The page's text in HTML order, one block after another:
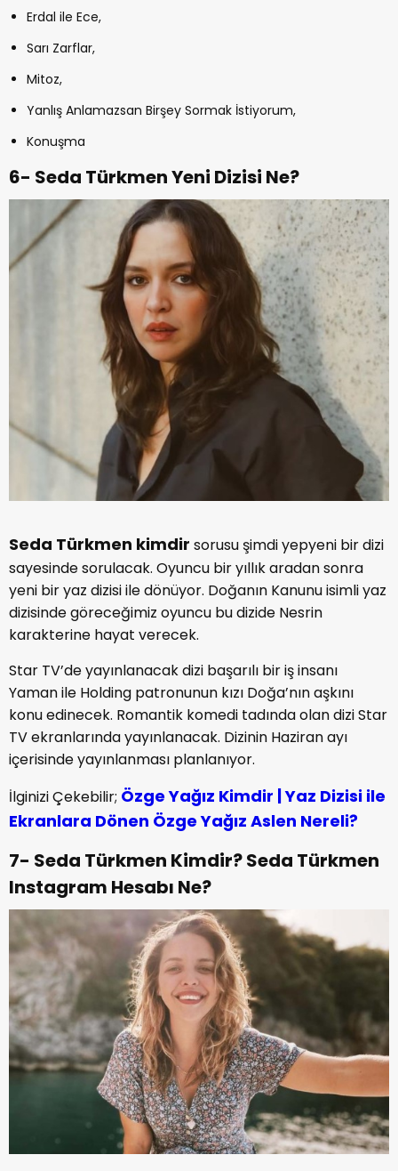
Erdal ile Ece,
Sarı Zarflar,
Mitoz,
Yanlış Anlamazsan Birşey Sormak İstiyorum,
Konuşma
6- Seda Türkmen Yeni Dizisi Ne?
Seda Türkmen kimdir sorusu şimdi yepyeni bir dizi
sayesinde sorulacak. Oyuncu bir yıllık aradan sonra
yeni bir yaz dizisi ile dönüyor. Doğanın Kanunu isimli yaz
dizisinde göreceğimiz oyuncu bu dizide Nesrin
karakterine hayat verecek.
Star TV’de yayınlanacak dizi başarılı bir iş insanı
Yaman ile Holding patronunun kızı Doğa’nın aşkını
konu edinecek. Romantik komedi tadında olan dizi Star
TV ekranlarında yayınlanacak. Dizinin Haziran ayı
içerisinde yayınlanması planlanıyor.
İlginizi Çekebilir; Özge Yağız Kimdir | Yaz Dizisi ile
Ekranlara Dönen Özge Yağız Aslen Nereli?
7- Seda Türkmen Kimdir? Seda Türkmen
Instagram Hesabı Ne?